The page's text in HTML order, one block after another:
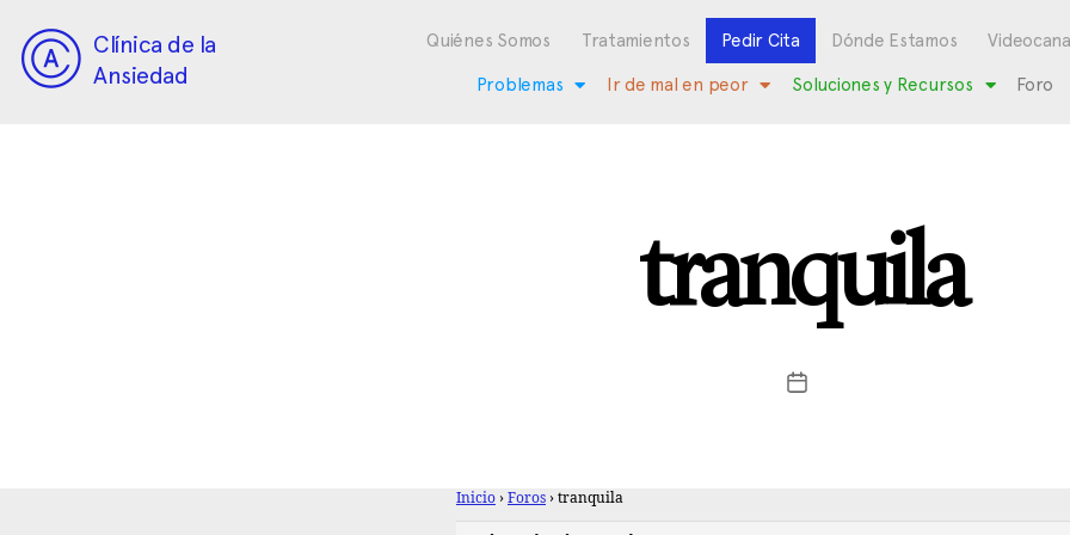
Clínica de la
Ansiedad
Quiénes Somos Tratamientos Pedir Cita Dónde Estamos
Problemas Ir de mal en peor Soluciones y Recursos Foro
tranquila
Inicio › Foros › tranquila